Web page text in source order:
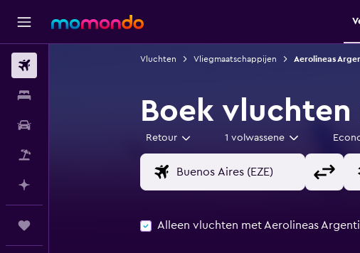
Vluchten Vliegmaatschappijen Aerolineas
Boek
Retour 1 volwassene
Alleen vluchten met Aerolineas